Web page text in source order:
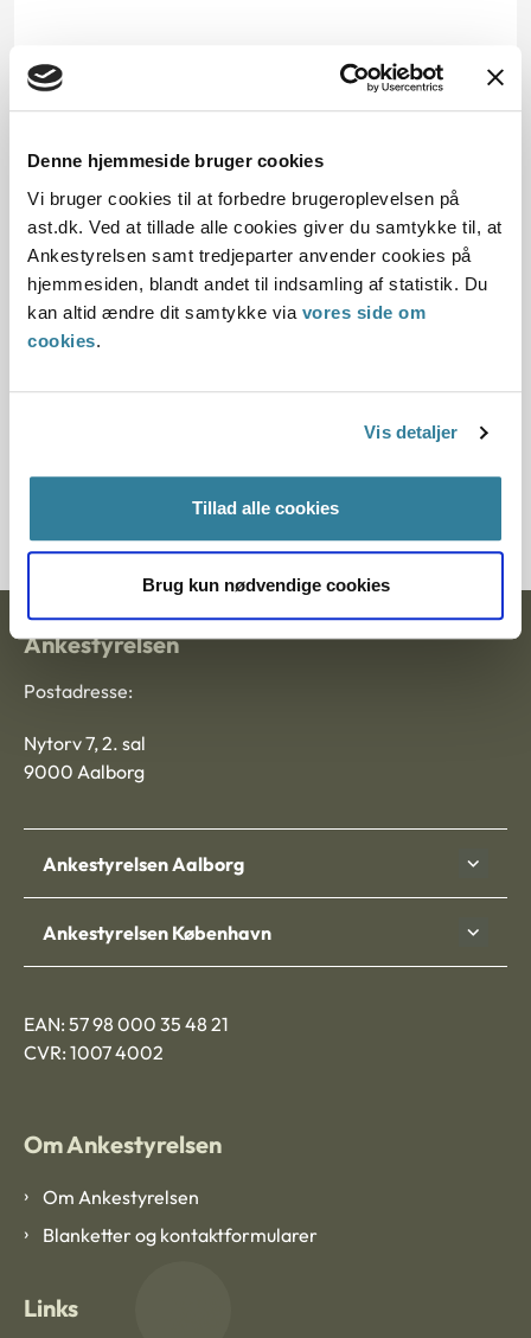
Denne hjemmeside bruger cookies
Vi bruger cookies til at forbedre brugeroplevelsen på
ast.dk. Ved at tillade alle cookies giver du samtykke til, at
Ankestyrelsen samt tredjeparter anvender cookies på
hjemmesiden, blandt andet til indsamling af statistik. Du
kan altid ændre dit samtykke via vores side om
cookies.
Vis detaljer
Tillad alle cookies
Brug kun nødvendige cookies
08.03.2005
Offentliggørelsesdato
11.07.2013
Denne principafgørelse er kasseret den 24. juni
2019, da den ikke længere har vejledningsværdi.
Paragraf
§ 27 § 22
Ankestyrelsen
Postadresse:
Nytorv 7, 2. sal
9000 Aalborg
Ankestyrelsen Aalborg
Ankestyrelsen København
EAN: 57 98 000 35 48 21
CVR: 1007 4002
Om Ankestyrelsen
Om Ankestyrelsen
Blanketter og kontaktformularer
Links